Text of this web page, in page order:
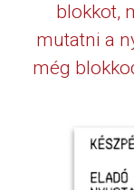
blokkot,
mutatni a
még